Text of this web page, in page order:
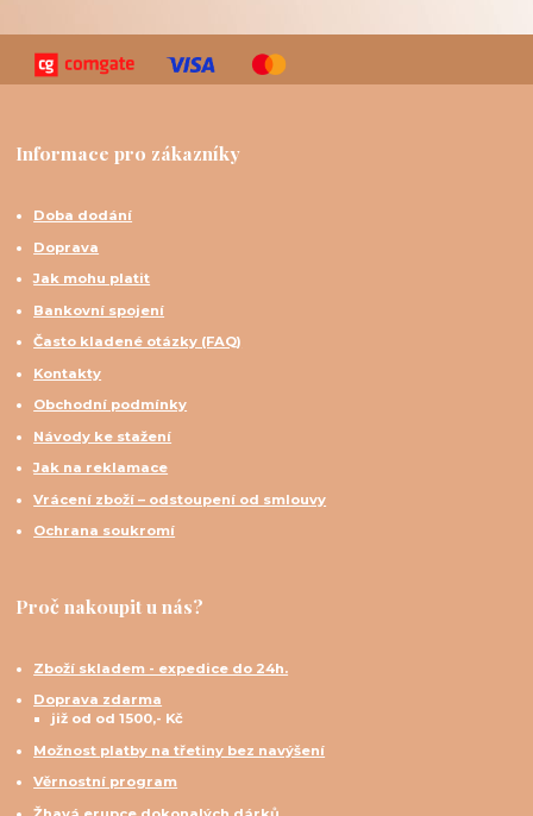
Informace pro zákazníky
Doba dodání
Doprava
Jak mohu platit
Bankovní spojení
Často kladené otázky (FAQ)
Kontakty
Obchodní podmínky
Návody ke stažení
Jak na reklamace
Vrácení zboží – odstoupení od smlouvy
Ochrana soukromí
Proč nakoupit u nás?
Zboží skladem - expedice do 24h.
Doprava zdarma
již od od 1500,- Kč
Možnost platby na třetiny bez navýšení
Věrnostní program